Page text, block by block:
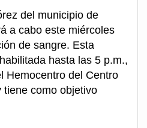
del municipio de
a cabo este miércoles
de sangre. Esta
hasta las 5 p.m.,
Hemocentro del Centro
tiene como objetivo